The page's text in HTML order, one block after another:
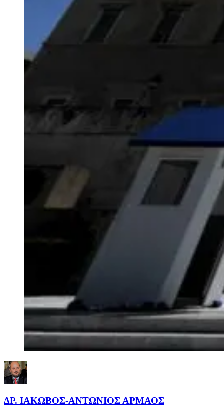
ΔΡ. ΙΑΚΩΒΟΣ-ΑΝΤΩΝΙΟΣ ΑΡΜΑΟΣ